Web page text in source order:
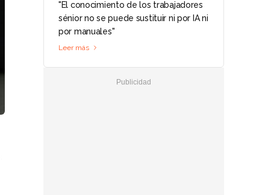
"El conocimiento de los trabajadores
sénior no se puede sustituir ni por IA ni
por manuales"
Leer más